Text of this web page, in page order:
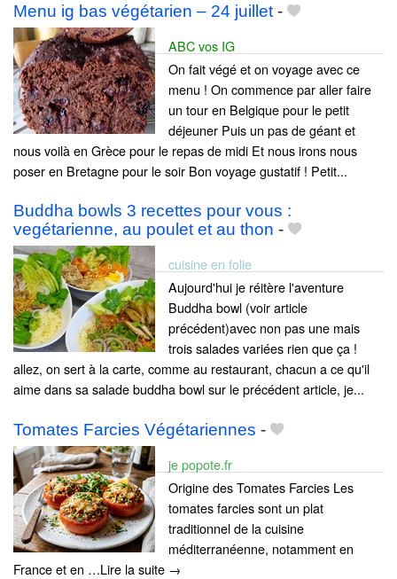
Menu ig bas végétarien – 24 juillet -
ABC vos IG
On fait végé et on voyage avec ce
menu ! On commence par aller faire
un tour en Belgique pour le petit
déjeuner Puis un pas de géant et
nous voilà en Grèce pour le repas de midi Et nous irons nous
poser en Bretagne pour le soir Bon voyage gustatif ! Petit...
Buddha bowls 3 recettes pour vous :
vegétarienne, au poulet et au thon -
cuisine en folie
Aujourd'hui je réitère l'aventure
Buddha bowl (voir article
précédent)avec non pas une mais
trois salades variées rien que ça !
allez, on sert à la carte, comme au restaurant, chacun a ce qu'il
aime dans sa salade buddha bowl sur le précédent article, je...
Tomates Farcies Végétariennes -
je popote.fr
Origine des Tomates Farcies Les
tomates farcies sont un plat
traditionnel de la cuisine
méditerranéenne, notamment en
France et en …Lire la suite →